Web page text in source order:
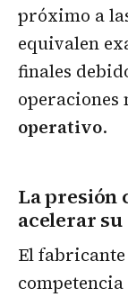
próximo a
equivalen
finales
operaciones
operativo.
La presión
acelerar
El